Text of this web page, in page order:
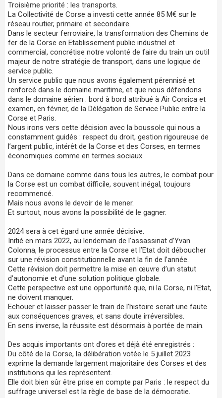
Troisième priorité : les transports.
La Collectivité de Corse a investi cette année 85 M€ sur le
réseau routier, primaire et secondaire.
Dans le secteur ferroviaire, la transformation des Chemins de
fer de la Corse en Etablissement public industriel et
commercial, concrétise notre volonté de faire du train un outil
majeur de notre stratégie de transport, dans une logique de
service public.
Un service public que nous avons également pérennisé et
renforcé dans le domaine maritime, et que nous défendons
dans le domaine aérien : bord à bord attribué à Air Corsica et
examen, en février, de la Délégation de Service Public entre la
Corse et Paris.
Nous irons vers cette décision avec la boussole qui nous a
constamment guidés : respect du droit, gestion rigoureuse de
l’argent public, intérêt de la Corse et des Corses, en termes
économiques comme en termes sociaux.
Dans ce domaine comme dans tous les autres, le combat pour
la Corse est un combat difficile, souvent inégal, toujours
recommencé.
Mais nous avons le devoir de le mener.
Et surtout, nous avons la possibilité de le gagner.
2024 sera à cet égard une année décisive.
Initié en mars 2022, au lendemain de l’assassinat d’Yvan
Colonna, le processus entre la Corse et l’Etat doit déboucher
sur une révision constitutionnelle avant la fin de l’année.
Cette révision doit permettre la mise en œuvre d’un statut
d’autonomie et d’une solution politique globale.
Cette perspective est une opportunité que, ni la Corse, ni l’Etat,
ne doivent manquer.
Echouer et laisser passer le train de l’histoire serait une faute
aux conséquences graves, et sans doute irréversibles.
En sens inverse, la réussite est désormais à portée de main.
Des acquis importants ont d’ores et déjà été enregistrés :
Du côté de la Corse, la délibération votée le 5 juillet 2023
exprime la demande largement majoritaire des Corses et des
institutions qui les représentent.
Elle doit bien sûr être prise en compte par Paris : le respect du
suffrage universel est la règle de base de la démocratie.